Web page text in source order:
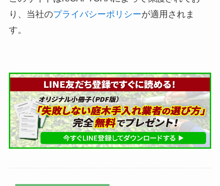
り、当社のプライバシーポリシーが適用されま
す。